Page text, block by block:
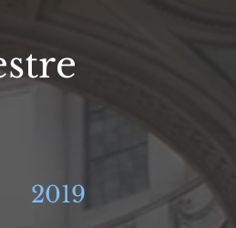
2019